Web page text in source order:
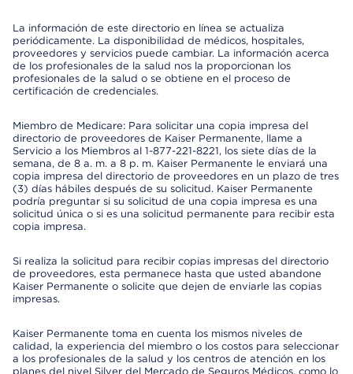
La información de este directorio en línea se actualiza
periódicamente. La disponibilidad de médicos, hospitales,
proveedores y servicios puede cambiar. La información acerca
de los profesionales de la salud nos la proporcionan los
profesionales de la salud o se obtiene en el proceso de
certificación de credenciales.
Miembro de Medicare: Para solicitar una copia impresa del
directorio de proveedores de Kaiser Permanente, llame a
Servicio a los Miembros al 1-877-221-8221, los siete días de la
semana, de 8 a. m. a 8 p. m. Kaiser Permanente le enviará una
copia impresa del directorio de proveedores en un plazo de tres
(3) días hábiles después de su solicitud. Kaiser Permanente
podría preguntar si su solicitud de una copia impresa es una
solicitud única o si es una solicitud permanente para recibir esta
copia impresa.
Si realiza la solicitud para recibir copias impresas del directorio
de proveedores, esta permanece hasta que usted abandone
Kaiser Permanente o solicite que dejen de enviarle las copias
impresas.
Kaiser Permanente toma en cuenta los mismos niveles de
calidad, la experiencia del miembro o los costos para seleccionar
a los profesionales de la salud y los centros de atención en los
planes del nivel Silver del Mercado de Seguros Médicos, como lo